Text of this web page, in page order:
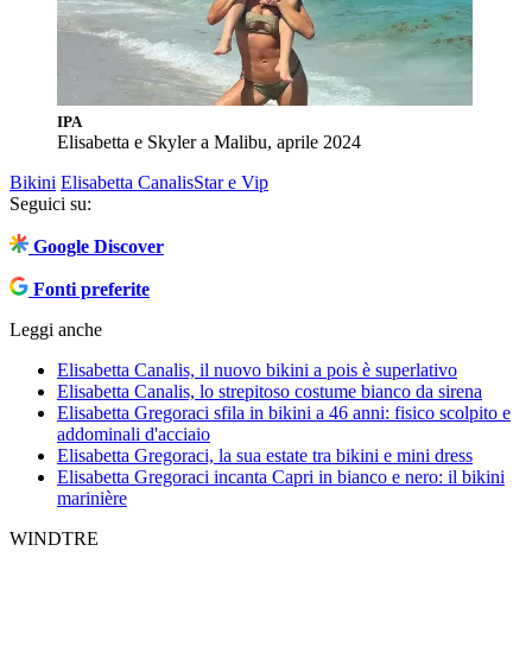
IPA
Elisabetta e Skyler a Malibu, aprile 2024
Bikini Elisabetta CanalisStar e Vip
Seguici su:
Google Discover
Fonti preferite
Leggi anche
Elisabetta Canalis, il nuovo bikini a pois è superlativo
Elisabetta Canalis, lo strepitoso costume bianco da sirena
Elisabetta Gregoraci sfila in bikini a 46 anni: fisico scolpito e
addominali d'acciaio
Elisabetta Gregoraci, la sua estate tra bikini e mini dress
Elisabetta Gregoraci incanta Capri in bianco e nero: il bikini
marinière
WINDTRE